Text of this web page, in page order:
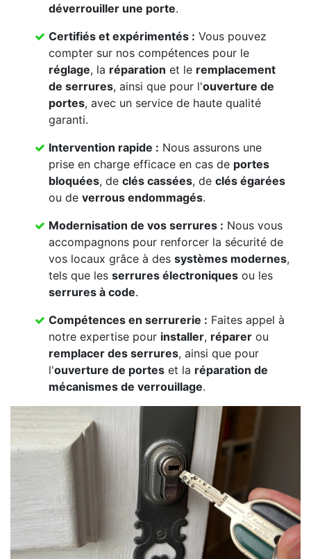
déverrouiller une porte.
Certifiés et expérimentés : Vous pouvez
compter sur nos compétences pour le
réglage, la réparation et le remplacement
de serrures, ainsi que pour l'ouverture de
portes, avec un service de haute qualité
garanti.
Intervention rapide : Nous assurons une
prise en charge efficace en cas de portes
bloquées, de clés cassées, de clés égarées
ou de verrous endommagés.
Modernisation de vos serrures : Nous vous
accompagnons pour renforcer la sécurité de
vos locaux grâce à des systèmes modernes,
tels que les serrures électroniques ou les
serrures à code.
Compétences en serrurerie : Faites appel à
notre expertise pour installer, réparer ou
remplacer des serrures, ainsi que pour
l'ouverture de portes et la réparation de
mécanismes de verrouillage.